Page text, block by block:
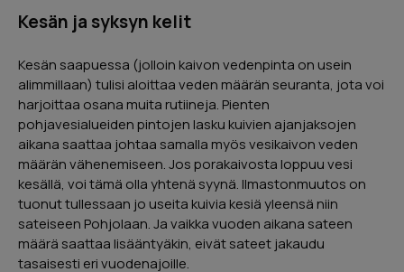
Kesän ja syksyn kelit
Kesän saapuessa (jolloin kaivon vedenpinta on usein
alimmillaan) tulisi aloittaa veden määrän seuranta, jota voi
harjoittaa osana muita rutiineja. Pienten
pohjavesialueiden pintojen lasku kuivien ajanjaksojen
aikana saattaa johtaa samalla myös vesikaivon veden
määrän vähenemiseen. Jos porakaivosta loppuu vesi
kesällä, voi tämä olla yhtenä syynä. Ilmastonmuutos on
tuonut tullessaan jo useita kuivia kesiä yleensä niin
sateiseen Pohjolaan. Ja vaikka vuoden aikana sateen
määrä saattaa lisääntyäkin, eivät sateet jakaudu
tasaisesti eri vuodenajoille.